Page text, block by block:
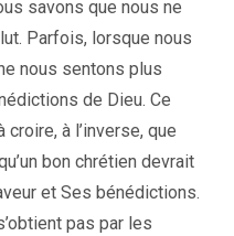
savons que nous ne
Parfois, lorsque nous
nous sentons plus
de Dieu. Ce
à l’inverse, que
bon chrétien devrait
et Ses bénédictions.
pas par les